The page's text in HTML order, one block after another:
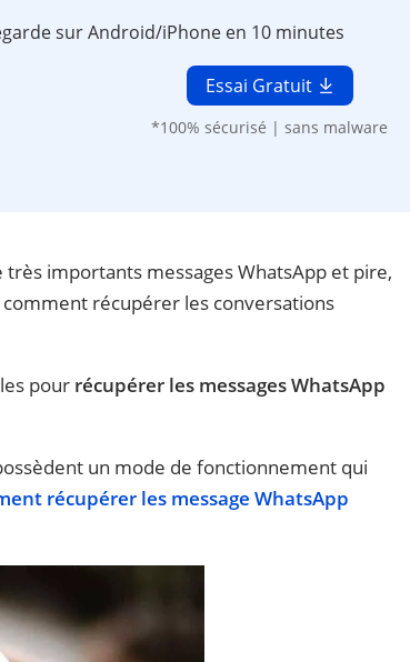
sur Android/iPhone en 10 minutes
Essai Gratuit
*100% sécurisé | sans malware
importants messages WhatsApp et pire,
récupérer les conversations
pour récupérer les messages WhatsApp
un mode de fonctionnement qui
récupérer les message WhatsApp